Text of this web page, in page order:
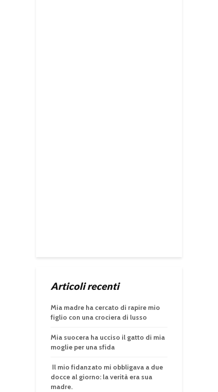
Articoli recenti
Mia madre ha cercato di rapire mio
figlio con una crociera di lusso
Mia suocera ha ucciso il gatto di mia
moglie per una sfida
Il mio fidanzato mi obbligava a due
docce al giorno: la verità era sua
madre.